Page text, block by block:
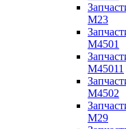
M23
M4501
M45011
M4502
M29